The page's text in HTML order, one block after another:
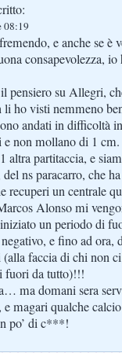
08:19
e anche se è
consapevolezza, io
pensiero su Allegri,
li ho visti nemmeno
andati in difficoltà
non mollano di 1 cm.
altra partitaccia, e
ns paracarro, che
recuperi un centrale
Alonso mi
un periodo di
negativo, e fino ad
faccia di chi non
fuori da tutto)!!!
ma domani sera
e magari qualche
po’ di c***!